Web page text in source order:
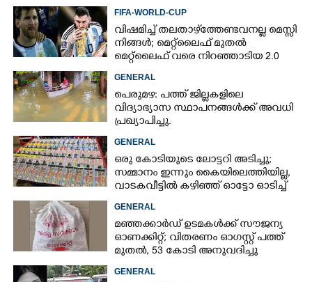
FIFA-WORLD-CUP
വിഷമിച്ച് തലതാഴ്‌ത്തേണ്ടവനല്ല മെസ്സി
നിങ്ങള്‍; മെറ്റ്‌ലൈഫ് മുതല്‍
മെറ്റ്‌ലൈഫ് വരെ നിറഞ്ഞാടിയ 2.0
GENERAL
പെരുമഴ: പത്ത് ജില്ലകളിലെ
വിദ്യാഭ്യാസ സ്ഥാപനങ്ങൾക്ക് അവധി
പ്രഖ്യാപിച്ചു.
GENERAL
ഒരു കോടിയുടെ ലോട്ടറി അടിച്ചു;
സമ്മാനം ഇന്നും കൈയിലെത്തിയില്ല,
വാടകവീട്ടിൽ കഴിഞ്ഞ് ഓട്ടോ ഓടിച്ച്
GENERAL
മഞ്ഞക്കാർഡ് ഉടമകൾക്ക് സൗജന്യ
ഓണക്കിറ്റ്; വിതരണം ഓഗസ്റ്റ് പത്ത്
മുതൽ, 53 കോടി അനുവദിച്ചു
GENERAL
Copy Link